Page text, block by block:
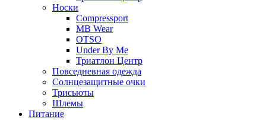
Носки
Compressport
MB Wear
OTSO
Under By Me
Триатлон Центр
Повседневная одежда
Солнцезащитные очки
Трисьюты
Шлемы
Питание